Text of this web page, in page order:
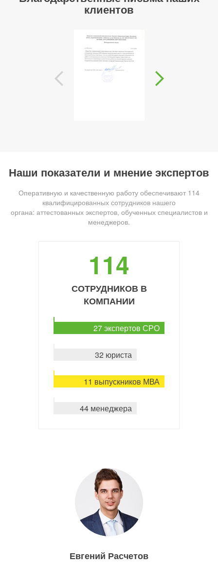
клиентов
Наши показатели и мнение экспертов
Оперативную и качественную работу обеспечивают 114
квалифицированных сотрудников нашего
органа: аттестованных экспертов, обученных специалистов и
менеджеров.
114
СОТРУДНИКОВ В
КОМПАНИИ
27 экспертов СРО
32 юриста
11 выпускников МВА
44 менеджера
Евгений Расчетов